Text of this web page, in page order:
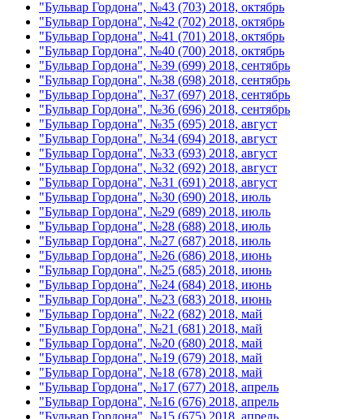
"Бульвар Гордона", №43 (703) 2018, октябрь
"Бульвар Гордона", №42 (702) 2018, октябрь
"Бульвар Гордона", №41 (701) 2018, октябрь
"Бульвар Гордона", №40 (700) 2018, октябрь
"Бульвар Гордона", №39 (699) 2018, сентябрь
"Бульвар Гордона", №38 (698) 2018, сентябрь
"Бульвар Гордона", №37 (697) 2018, сентябрь
"Бульвар Гордона", №36 (696) 2018, сентябрь
"Бульвар Гордона", №35 (695) 2018, август
"Бульвар Гордона", №34 (694) 2018, август
"Бульвар Гордона", №33 (693) 2018, август
"Бульвар Гордона", №32 (692) 2018, август
"Бульвар Гордона", №31 (691) 2018, август
"Бульвар Гордона", №30 (690) 2018, июль
"Бульвар Гордона", №29 (689) 2018, июль
"Бульвар Гордона", №28 (688) 2018, июль
"Бульвар Гордона", №27 (687) 2018, июль
"Бульвар Гордона", №26 (686) 2018, июнь
"Бульвар Гордона", №25 (685) 2018, июнь
"Бульвар Гордона", №24 (684) 2018, июнь
"Бульвар Гордона", №23 (683) 2018, июнь
"Бульвар Гордона", №22 (682) 2018, май
"Бульвар Гордона", №21 (681) 2018, май
"Бульвар Гордона", №20 (680) 2018, май
"Бульвар Гордона", №19 (679) 2018, май
"Бульвар Гордона", №18 (678) 2018, май
"Бульвар Гордона", №17 (677) 2018, апрель
"Бульвар Гордона", №16 (676) 2018, апрель
"Бульвар Гордона", №15 (675) 2018, апрель